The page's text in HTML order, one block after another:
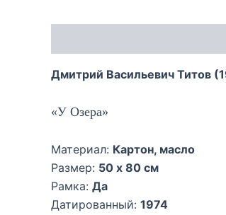
Дмитрий Васильевич Титов
«У Озера»
Материал: Картон, масло
Размер: 50 x 80 см
Рамка: Да
Датированный: 1974